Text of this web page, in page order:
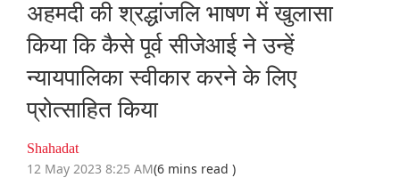
अहमदी की श्रद्धांजलि भाषण में खुलासा
किया कि कैसे पूर्व सीजेआई ने उन्हें
न्यायपालिका स्वीकार करने के लिए
प्रोत्साहित किया
Shahadat
12 May 2023 8:25 AM(6 mins read )